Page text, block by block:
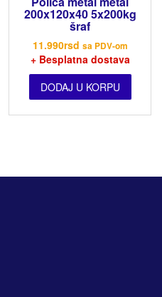
200x120x40 5x200kg
šraf
11.990rsd sa PDV-om
+ Besplatna dostava
DODAJ U KORPU